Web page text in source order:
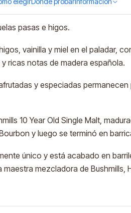
pasas e higos.
vainilla y miel en el paladar,
ricas notas de madera española.
y especiadas permanecen
10 Year Old Single Malt,
y luego se terminó en
único y está acabado en
mezcladora de Bushmills,